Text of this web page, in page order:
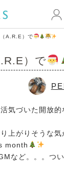
A.R.E）で
）で
気づいた開放的
上がりそうな気
month
など。。。つ